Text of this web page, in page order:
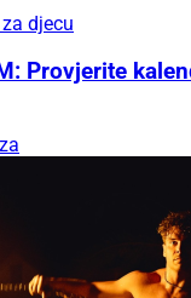
djecu
Provjerite